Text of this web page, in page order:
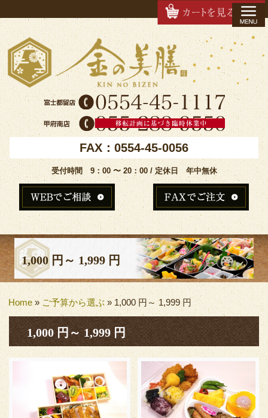
FAX：0554-45-0056
受付時間 9：00 〜 20：00 / 定休日 年中無休
1,000 円～ 1,999 円
Home»ご予算から選ぶ»1,000 円～ 1,999 円
1,000 円～ 1,999 円